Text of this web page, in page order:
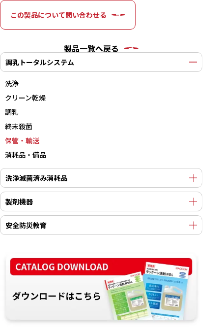
調乳トータルシステム
洗浄
クリーン乾燥
調乳
終末殺菌
保管・輸送
消耗品・備品
洗浄滅菌済み消耗品
製剤機器
安全防災教育
この製品について問い合わせる
製品一覧へ戻る